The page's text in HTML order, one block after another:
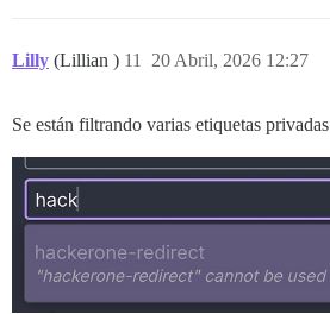
Lilly (Lillian ) 20 Abril, 2026 12:27
11
Se están filtrando varias etiquetas privadas